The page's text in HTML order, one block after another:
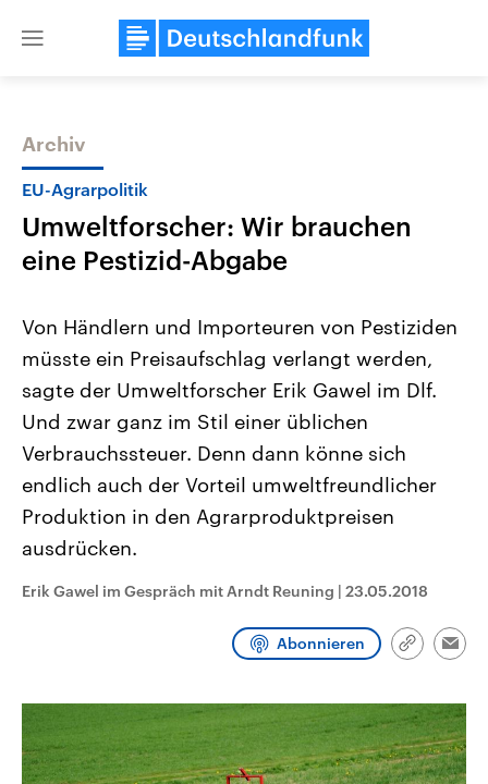
Close
Themen
Landtagswahl Sachsen-Anhalt
2026
Alle Informationen
Sachsen-Anhalt wählt am 6.
September 2026 einen neuen
Landtag. Seit 2021 wird das
Bundesland von einer Koalition aus
Umfragen, Prognosen,
Wahlprogramme, aktuelle Berichte
und Hintergründe zu den Parteien
Wahl.
USA
Aktuelle Beiträge,
Hintergründe
Wirtschaftlich und
gehören die Vereinigten
den mächtigsten Ländern
mit großem Einfluss auf
Sendungen
Archiv
EU-Agrarpolitik
Umweltforscher: Wir brauchen
eine Pestizid-Abgabe
Von Händlern und Importeuren von Pestiziden
müsste ein Preisaufschlag verlangt werden,
sagte der Umweltforscher Erik Gawel im Dlf.
Und zwar ganz im Stil einer üblichen
Verbrauchssteuer. Denn dann könne sich
endlich auch der Vorteil umweltfreundlicher
Produktion in den Agrarproduktpreisen
ausdrücken.
Erik Gawel im Gespräch mit Arndt Reuning | 23.05.2018
Abonnieren
Link